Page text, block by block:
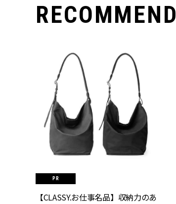
RECOMMEND
【CLASSY.お仕事名品】収納力のあ